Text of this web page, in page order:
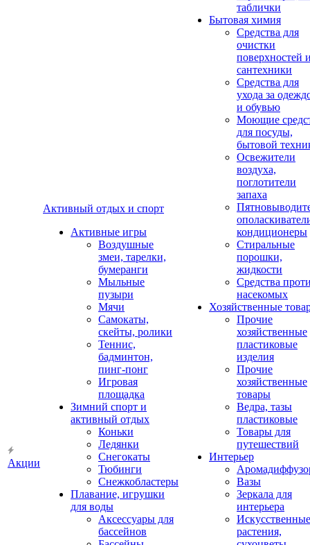
Акции
Активный отдых и спорт
Активные игры
Воздушные
змеи, тарелки,
бумеранги
Мыльные
пузыри
Мячи
Самокаты,
скейты, ролики
Теннис,
бадминтон,
пинг-понг
Игровая
площадка
Зимний спорт и
активный отдых
Коньки
Ледянки
Снегокаты
Тюбинги
Снежкобластеры
Плавание, игрушки
для воды
Аксессуары для
бассейнов
таблички
Бытовая химия
Средства для
очистки
поверхностей
сантехники
Средства для
ухода за
и обувью
Моющие
для посуды,
бытовой
Освежители
воздуха,
поглотители
запаха
кондиционеры
Стиральные
порошки,
жидкости
Средства
насекомых
Хозяйственные
Прочие
хозяйственные
пластиковые
изделия
Прочие
хозяйственные
товары
Ведра, тазы
пластиковые
Товары для
путешествий
Интерьер
Вазы
Зеркала для
интерьера
Искусственные
растения,